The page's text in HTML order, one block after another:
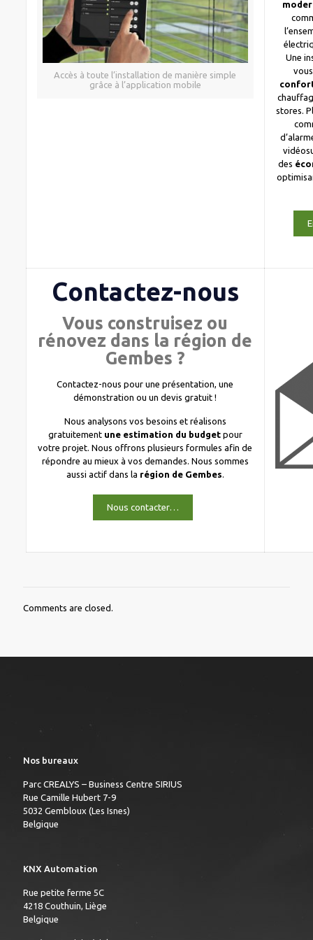
Accès à toute l’installation de manière simple
grâce à l’application mobile
Une
stores.
des
Contactez-nous
Vous construisez ou
rénovez dans la région de
Gembes ?
Contactez-nous pour une présentation, une
démonstration ou un devis gratuit !
Nous analysons vos besoins et réalisons
gratuitement une estimation du budgetpour
votre projet. Nous offrons plusieurs formules afin de
répondre au mieux à vos demandes. Nous sommes
aussi actif dans la région de Gembes.
Nous contacter…
Comments are closed.
Nos bureaux
Parc CREALYS – Business Centre SIRIUS
Rue Camille Hubert 7-9
5032 Gembloux (Les Isnes)
Belgique
KNX Automation
Rue petite ferme 5C
4218 Couthuin, Liège
Belgique